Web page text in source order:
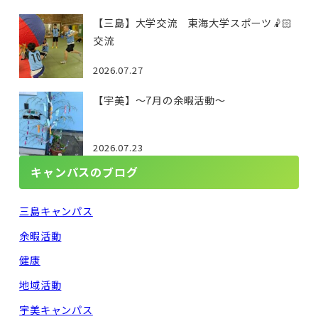
【三島】大学交流 東海大学スポーツ🤾🏻
交流
2026.07.27
【宇美】～7月の余暇活動～
2026.07.23
キャンパスのブログ
三島キャンパス
余暇活動
健康
地域活動
宇美キャンパス